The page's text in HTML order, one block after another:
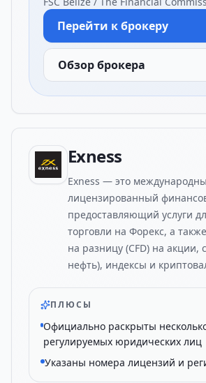
Перейти к брокеру
Обзор брокера
Exness
Exness — это
лицензированный
предоставляющий услуги
торговли на Форекс, а
на разницу (CFD) на акции,
нефть), индексы и
ПЛЮСЫ
Официально раскрыты
регулируемых юридических лиц
Указаны номера лицензий и